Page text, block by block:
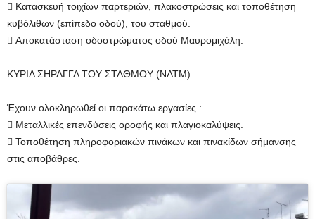
 Κατασκευή τοιχίων παρτεριών, πλακοστρώσεις και τοποθέτηση
κυβόλιθων (επίπεδο οδού), του σταθμού.
 Αποκατάσταση οδοστρώματος οδού Μαυρομιχάλη.
ΚΥΡΙΑ ΣΗΡΑΓΓΑ ΤΟΥ ΣΤΑΘΜΟΥ (ΝΑΤΜ)
Έχουν ολοκληρωθεί οι παρακάτω εργασίες :
 Μεταλλικές επενδύσεις οροφής και πλαγιοκαλύψεις.
 Τοποθέτηση πληροφοριακών πινάκων και πινακίδων σήμανσης
στις αποβάθρες.